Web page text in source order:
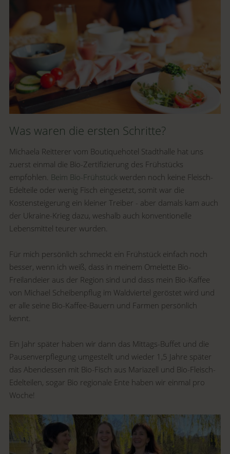
Was waren die ersten Schritte?
Michaela Reitterer vom Boutiquehotel Stadthalle hat uns
zuerst einmal die Bio-Zertifizierung des Frühstücks
empfohlen. Beim Bio-Frühstück werden noch keine Fleisch-
Edelteile oder wenig Fisch eingesetzt, somit war die
Kostensteigerung ein kleiner Treiber - aber damals kam auch
der Ukraine-Krieg dazu, weshalb auch konventionelle
Lebensmittel teurer wurden.
Für mich persönlich schmeckt ein Frühstück einfach noch
besser, wenn ich weiß, dass in meinem Omelette Bio-
Freilandeier aus der Region sind und dass mein Bio-Kaffee
von Michael Scheibenpflug im Waldviertel geröstet wird und
er alle seine Bio-Kaffee-Bauern und Farmen persönlich
kennt.
Ein Jahr später haben wir dann das Mittags-Buffet und die
Pausenverpflegung umgestellt und wieder 1,5 Jahre später
das Abendessen mit Bio-Fisch aus Mariazell und Bio-Fleisch-
Edelteilen, sogar Bio regionale Ente haben wir einmal pro
Woche!